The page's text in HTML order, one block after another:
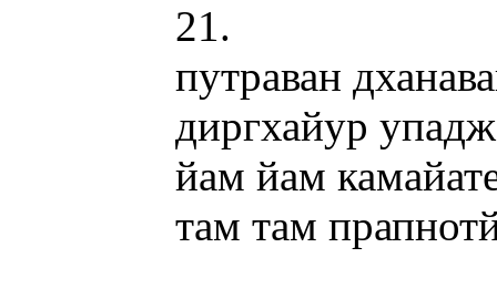
21.
путраван
диргхайур
йам йам
там там